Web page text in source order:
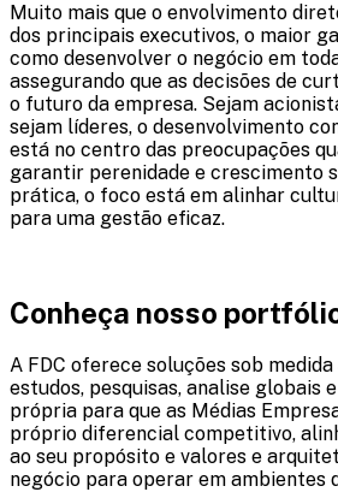
Muito mais que o envolvimento
dos principais executivos, o maior
como desenvolver o negócio em
assegurando que as decisões de
o futuro da empresa. Sejam
sejam líderes, o desenvolvimento
está no centro das preocupações
garantir perenidade e crescimento
prática, o foco está em alinhar
para uma gestão eficaz.
Conheça nosso
A FDC oferece soluções sob
estudos, pesquisas, analise globais
própria para que as Médias
próprio diferencial competitivo,
ao seu propósito e valores e
negócio para operar em ambientes